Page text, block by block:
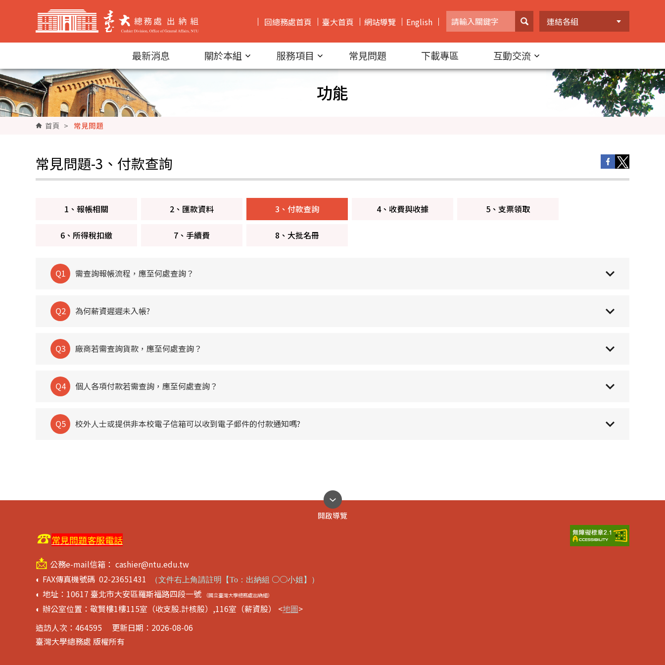
跳到主要內容區塊
回總務處首頁
臺大首頁 網站導覽 English 連結各組
最新消息 關於本組 服務項目 常見問題 下載專區 互動交流
功能
首頁 > 常見問題
常見問題-3、付款查詢
1、報帳相關 2、匯款資料 3、付款查詢 4、收費與收據 5、支票領取
6、所得稅扣繳 7、手續費 8、大批名冊
Q1 需查詢報帳流程，應至何處查詢？
Q2 為何薪資遲遲未入帳?
Q3 廠商若需查詢貨款，應至何處查詢？
Q4 個人各項付款若需查詢，應至何處查詢？
Q5 校外人士或提供非本校電子信箱可以收到電子郵件的付款通知嗎?
開啟導覽
☎常見問題客服電話
📩 公務e-mail信箱： cashier@ntu.edu.tw
◐ FAX傳真機號碼 02-23651431 （文件右上角請註明【To ：出納組 ○○小姐】
）
◐ 地址：10617 臺北市大安區羅斯福路四段一號 （國立臺灣大學總務處出納組）
◐ 辦公室位置：敬賢樓1樓115室（收支股.計核股）,116室（薪資股） <地圖>
造訪人次： 464595
更新日期：2026-08-06
臺灣大學總務處 版權所有